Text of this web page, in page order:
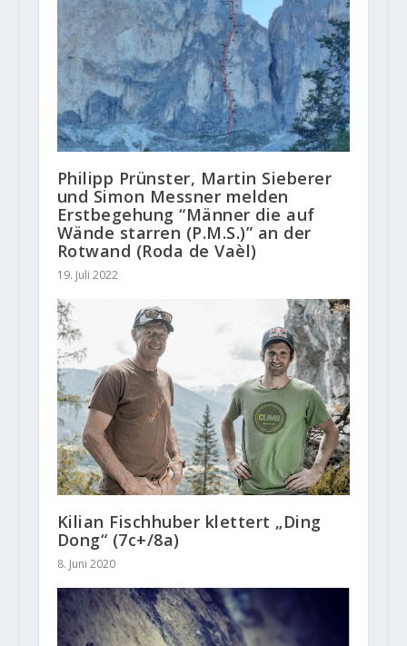
Philipp Prünster, Martin Sieberer
und Simon Messner melden
Erstbegehung “Männer die auf
Wände starren (P.M.S.)” an der
Rotwand (Roda de Vaèl)
19. Juli 2022
Kilian Fischhuber klettert „Ding
Dong“ (7c+/8a)
8. Juni 2020